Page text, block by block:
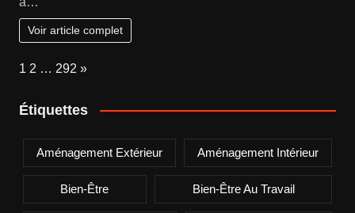
Voir article complet
Page:
1 2 … 292 Next
»
Étiquettes
Aménagement Extérieur Aménagement Intérieur
Bien-Être Bien-Être Au Travail